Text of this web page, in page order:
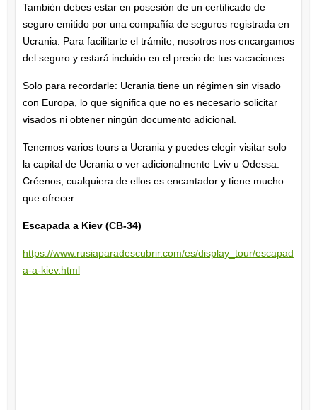
También debes estar en posesión de un certificado de
seguro emitido por una compañía de seguros registrada en
Ucrania. Para facilitarte el trámite, nosotros nos encargamos
del seguro y estará incluido en el precio de tus vacaciones.
Solo para recordarle: Ucrania tiene un régimen sin visado
con Europa, lo que significa que no es necesario solicitar
visados ​​ni obtener ningún documento adicional.
Tenemos varios tours a Ucrania y puedes elegir visitar solo
la capital de Ucrania o ver adicionalmente Lviv u Odessa.
Créenos, cualquiera de ellos es encantador y tiene mucho
que ofrecer.
Escapada a Kiev (CB-34)
https://www.rusiaparadescubrir.com/es/display_tour/escapad
a-a-kiev.html